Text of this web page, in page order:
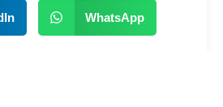
WhatsApp